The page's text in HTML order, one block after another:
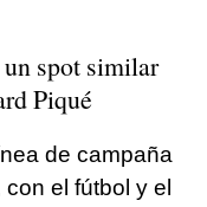
spot similar
Piqué
de campaña
el fútbol y el